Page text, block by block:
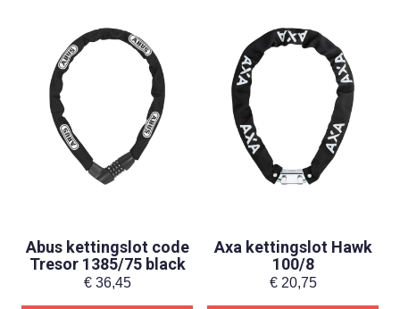
Abus kettingslot code
Tresor 1385/75 black
€36,45
Axa kettingslot Hawk
100/8
€20,75